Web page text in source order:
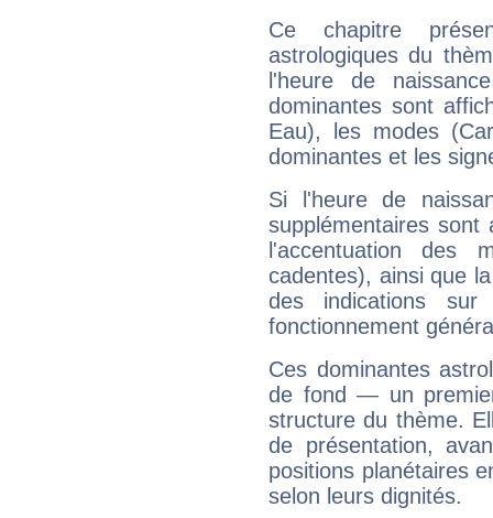
Ce chapitre
astrologiques du
l'heure de
dominantes sont
Eau), les modes
dominantes et les
Si l'heure de
supplémentaires sont
l'accentuation des
cadentes), ainsi que
des indications sur
fonctionnement
Ces dominantes
de fond — un
structure du thème.
de présentation,
positions planétaires
selon leurs dignités.